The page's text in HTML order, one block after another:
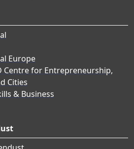
Europe
Centre for Entrepreneurship,
Cities
& Business